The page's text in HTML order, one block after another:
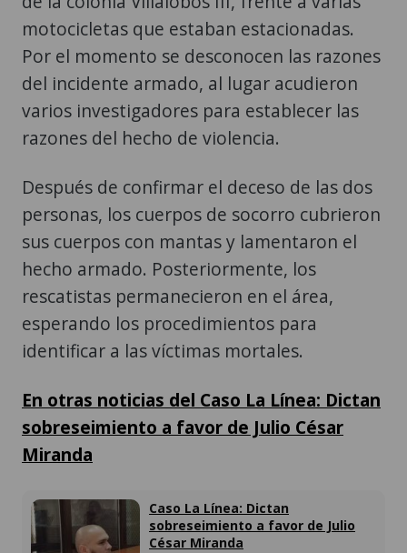
motocicletas que estaban estacionadas.
Por el momento se desconocen las razones
del incidente armado, al lugar acudieron
varios investigadores para establecer las
razones del hecho de violencia.
Después de confirmar el deceso de las dos
personas, los cuerpos de socorro cubrieron
sus cuerpos con mantas y lamentaron el
hecho armado. Posteriormente, los
rescatistas permanecieron en el área,
esperando los procedimientos para
identificar a las víctimas mortales.
En otras noticias del Caso La Línea: Dictan
sobreseimiento a favor de Julio César
Miranda
Caso La Línea: Dictan
sobreseimiento a favor de Julio
César Miranda